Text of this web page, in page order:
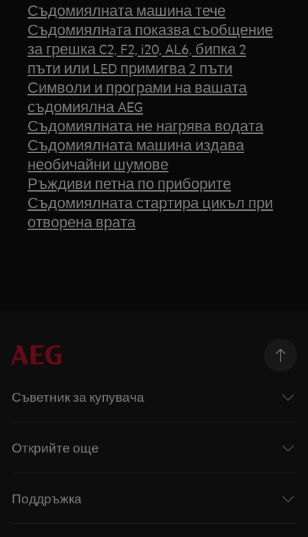
Съдомиялната машина тече
Съдомиялнaта показва съобщение
за грешка C2, F2, i20, AL6, бипка 2
пъти или LED примигва 2 пъти
Символи и програми на вашата
съдомиялна AEG
Съдомиялната не нагрява водата
Съдомиялната машина издава
необичайни шумове
Ръждиви петна по приборите
Съдомиялната стартира цикъл при
отворена врата
Съветник за купувача
Открийте още
Поддръжка